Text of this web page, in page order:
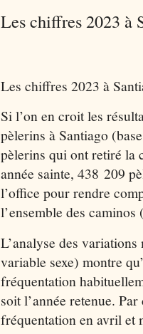
Les chiffres 2023 à
Les chiffres 2023 à
Si l’on en croit les
pèlerins à Santiago
pèlerins qui ont retiré la
année sainte, 438 209
l’office pour rendre
l’ensemble des
L’analyse des
variable sexe) montre
fréquentation
soit l’année retenue.
fréquentation en avril et